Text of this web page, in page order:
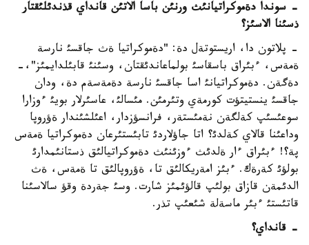
- سوندا دةموكراتيانئث ورنئن باسا الاتئن قانداي قذندئلئقتار
ذسئنا الاسئز؟
- پلاتون دا، اريستوتةل دة: "دةموكراتيا ةث جاقسئ نارسة
ةمةس، ءبئراق باسقاسئ بولماعاندئقتان، وسئنئ قابئلدايمئز"،-
دةگةن. دةموكراتيانئ اسا جاقسئ نارسة دةمةسةم دة، ودان
جاقسئ ينستيتؤت كورمةي وتئرمئن. مئسالئ، عاسئرلار بويئ ءوزارا
سوعئسئپ كةلگةن نةمئستةر، فرانسؤزدار، اعئلشئندار ةؤروپا
وداعئنا قالاي كةلدئ؟ اتا جاؤلاردئ تابئستئرعان دةموكراتيا ةمةس
پة؟! ءبئراق ءار ةلدئث ءوزئنئث دةموكراتيالئق ذستانئمدارئ
بولؤئ كةرةك. ءبئز امةريكالئق تا، ةؤروپالئق تا ةمةس، ةث
الدئمةن قازاق بولئپ قالؤئمئز شارت. وسئ جةردة وقؤ سالاسئنا
قاتئستئ ءبئر ماسةلة شئعئپ تذر.
- قانداي؟